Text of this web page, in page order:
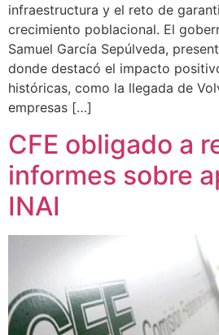
infraestructura y el reto de
crecimiento poblacional. El
Samuel García Sepúlveda,
donde destacó el impacto
históricas, como la llegada de
empresas […]
CFE obligado a
informes sobre
INAI